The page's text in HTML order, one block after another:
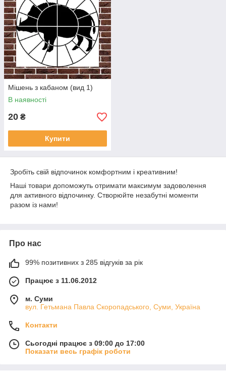
Мішень з кабаном (вид 1)
В наявності
20 ₴
Купити
Зробіть свій відпочинок комфортним і креативним!
Наші товари допоможуть отримати максимум задоволення
для активного відпочинку. Створюйте незабутні моменти
разом із нами!
Про нас
99% позитивних з 285 відгуків за рік
Працює з 11.06.2012
м. Суми
вул. Гетьмана Павла Скоропадського, Суми, Україна
Контакти
Сьогодні працює з 09:00 до 17:00
Показати весь графік роботи